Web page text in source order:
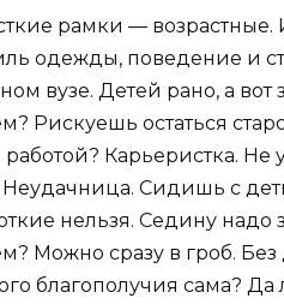
рамки — возрастные.
одежды, поведение и
вузе. Детей рано, а
Рискуешь остаться
работой? Карьеристка.
Неудачница. Сидишь с
нельзя. Седину надо
Можно сразу в гроб.
благополучия сама?